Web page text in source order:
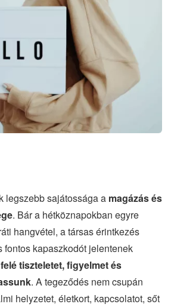
legszebb sajátossága a magázás és
. Bár a hétköznapokban egyre
hangvétel, a társas érintkezés
fontos kapaszkodót jelentenek
tiszteletet, figyelmet és
. A tegeződés nem csupán
helyzetet, életkort, kapcsolatot, sőt